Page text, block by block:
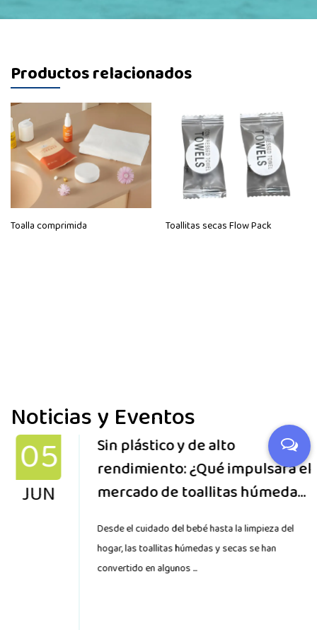
Productos relacionados
Toalla comprimida Toallitas secas Flow Pack
Noticias y Eventos
05
JUN
Sin plástico y de alto
rendimiento: ¿Qué impulsará el
mercado de toallitas húmedas
Desde el cuidado del bebé hasta la limpieza del
hogar, las toallitas húmedas y secas se han
convertido en algunos ...